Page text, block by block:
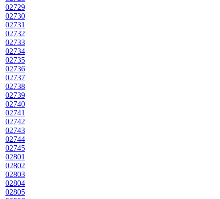
02729
02730
02731
02732
02733
02734
02735
02736
02737
02738
02739
02740
02741
02742
02743
02744
02745
02801
02802
02803
02804
02805